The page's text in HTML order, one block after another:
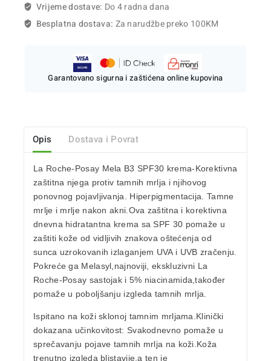
Vrijeme dostave: Do 4 radna dana
Besplatna dostava: Za narudžbe preko 100KM
Garantovano sigurna i zaštićena online kupovina
Opis Dostava i Povrat
La Roche-Posay Mela B3 SPF30 krema-Korektivna
zaštitna njega protiv tamnih mrlja i njihovog
ponovnog pojavljivanja. Hiperpigmentacija. Tamne
mrlje i mrlje nakon akni.Ova zaštitna i korektivna
dnevna hidratantna krema sa SPF 30 pomaže u
zaštiti kože od vidljivih znakova oštećenja od
sunca uzrokovanih izlaganjem UVA i UVB zračenju.
Pokreće ga Melasyl,najnoviji, ekskluzivni La
Roche-Posay sastojak i 5% niacinamida,također
pomaže u poboljšanju izgleda tamnih mrlja.
Ispitano na koži sklonoj tamnim mrljama.Klinički
dokazana učinkovitost: Svakodnevno pomaže u
sprečavanju pojave tamnih mrlja na koži.Koža
trenutno izgleda blistavije,a ten je